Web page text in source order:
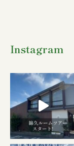
Instagram